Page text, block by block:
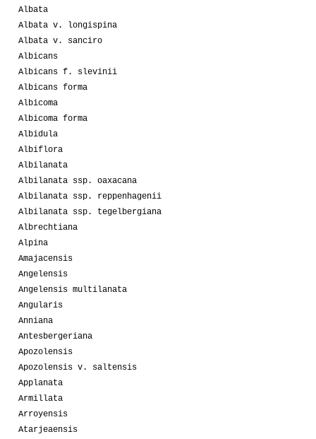
Albata
Albata v. longispina
Albata v. sanciro
Albicans
Albicans f. slevinii
Albicans forma
Albicoma
Albicoma forma
Albidula
Albiflora
Albilanata
Albilanata ssp. oaxacana
Albilanata ssp. reppenhagenii
Albilanata ssp. tegelbergiana
Albrechtiana
Alpina
Amajacensis
Angelensis
Angelensis multilanata
Angularis
Anniana
Antesbergeriana
Apozolensis
Apozolensis v. saltensis
Applanata
Armillata
Arroyensis
Atarjeaensis